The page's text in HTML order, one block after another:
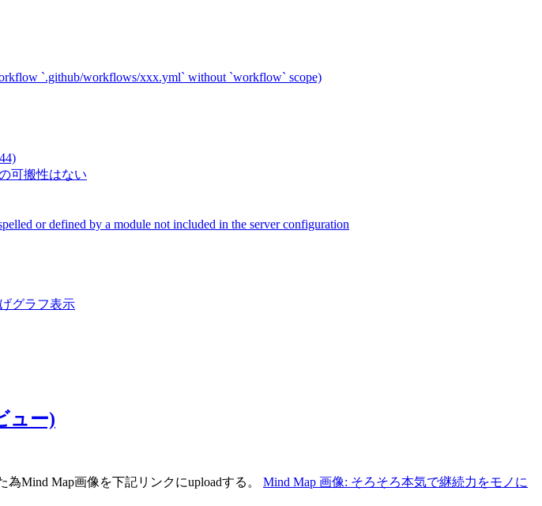
`.github/workflows/xxx.yml` without `workflow` scope)
可搬性はない
or defined by a module not included in the server configuration
グラフ表示
ュー)
Mind Map画像を下記リンクにuploadする。 Mind Map 画像: そろそろ本気で継続力をモノに